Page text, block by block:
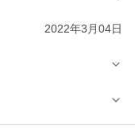
2022年3月04日